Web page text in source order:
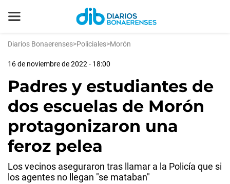
Diarios Bonaerenses>Policiales>Morón
16 de noviembre de 2022 - 18:00
Padres y estudiantes de
dos escuelas de Morón
protagonizaron una
feroz pelea
Los vecinos aseguraron tras llamar a la Policía que si
los agentes no llegan "se mataban"